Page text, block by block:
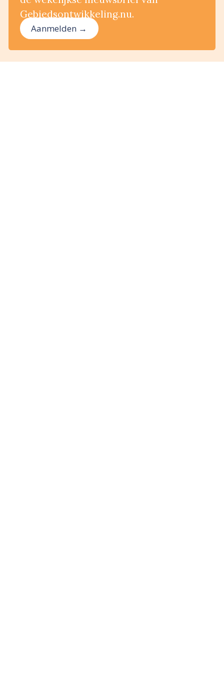
Gebiedsontwikkeling.nu.
Aanmelden →